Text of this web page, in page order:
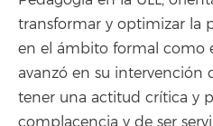
transformar y optimizar la
en el ámbito formal como
avanzó en su intervención
tener una actitud crítica y
complacencia y de ser